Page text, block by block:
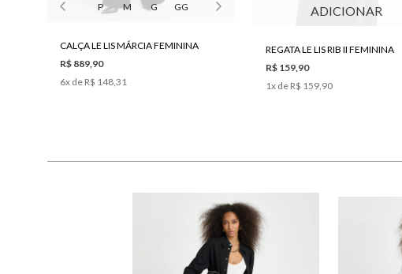
P M G GG
CALÇA LE LIS MÁRCIA FEMININA
R$ 889,90
6x de R$ 148,31
ADICIONAR
REGATA LE LIS RIB II FEMININA
R$ 159,90
1x de R$ 159,90